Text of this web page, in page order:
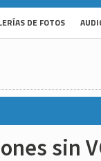
DE FOTOS
sin